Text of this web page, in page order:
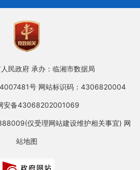
民政府 承办：临湘市数据局
号 网站标识码：4306820004
安备43068202001069
仅受理网站建设维护相关事宜) 网
站地图